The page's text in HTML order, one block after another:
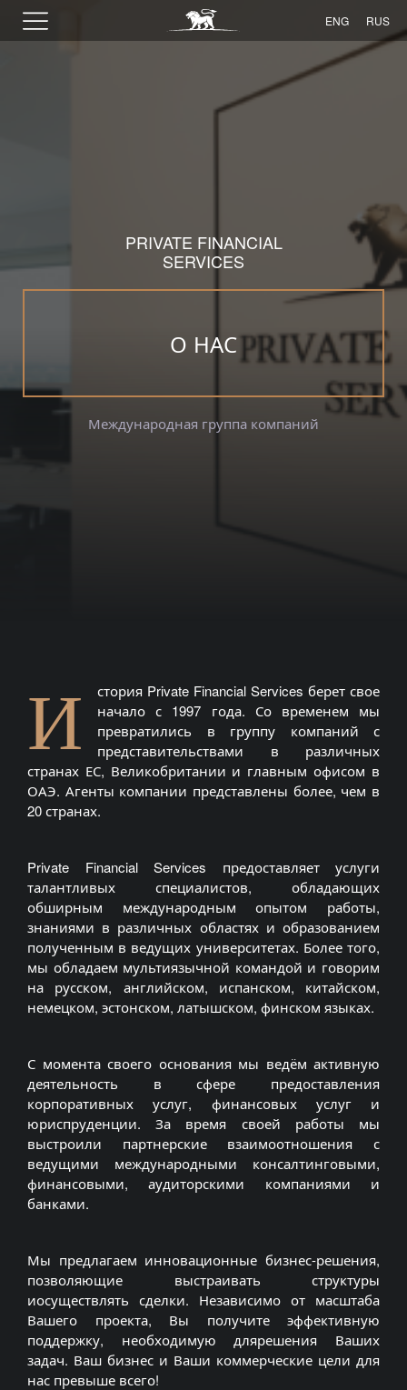
ENG RUS
PRIVATE FINANCIAL
SERVICES
О НАС
Международная группа компаний
И
стория Private Financial Services берет свое
начало с 1997 года. Со временем мы
превратились в группу компаний с
представительствами в различных
странах ЕС, Великобритании и главным офисом в
ОАЭ. Агенты компании представлены более, чем в
20 странах.
Private Financial Services предоставляет услуги
талантливых специалистов, обладающих
обширным международным опытом работы,
знаниями в различных областях и образованием
полученным в ведущих университетах. Более того,
мы обладаем мультиязычной командой и говорим
на русском, английском, испанском, китайском,
немецком, эстонском, латышском, финском языках.
С момента своего основания мы ведём активную
деятельность в сфере предоставления
корпоративных услуг, финансовых услуг и
юриспруденции. За время своей работы мы
выстроили партнерские взаимоотношения с
ведущими международными консалтинговыми,
финансовыми, аудиторскими компаниями и
банками.
Мы предлагаем инновационные бизнес-решения,
позволяющие выстраивать структуры
иосуществлять сделки. Независимо от масштаба
Вашего проекта, Вы получите эффективную
поддержку, необходимую длярешения Ваших
задач. Ваш бизнес и Ваши коммерческие цели для
нас превыше всего!